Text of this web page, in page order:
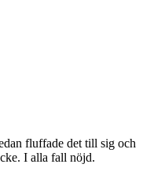
fluffade det till sig och
I alla fall nöjd.